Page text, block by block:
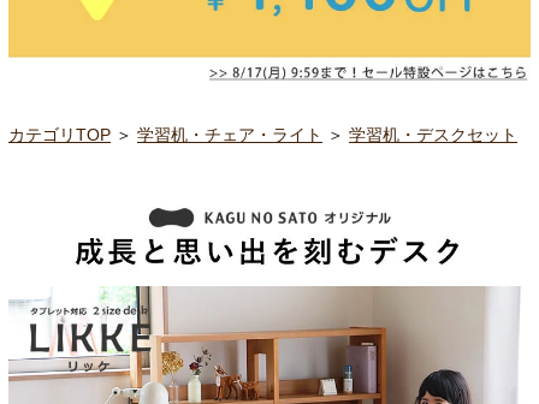
カテゴリTOP ＞ 学習机・チェア・ライト ＞ 学習机・デスクセット